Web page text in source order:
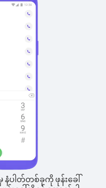
နံပါတ်တစ်ခုကို ဖုန်းခေါ်